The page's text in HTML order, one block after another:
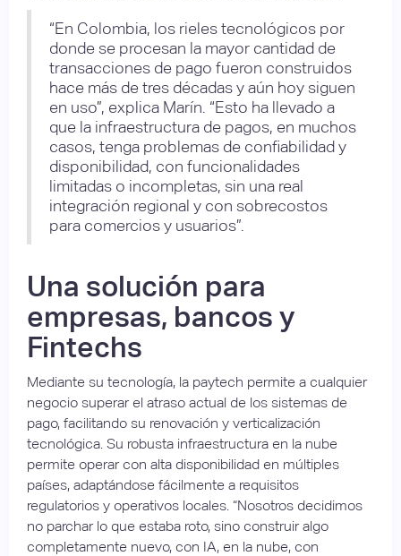
“En Colombia, los rieles tecnológicos por
donde se procesan la mayor cantidad de
transacciones de pago fueron construidos
hace más de tres décadas y aún hoy siguen
en uso”, explica Marín. “Esto ha llevado a
que la infraestructura de pagos, en muchos
casos, tenga problemas de confiabilidad y
disponibilidad, con funcionalidades
limitadas o incompletas, sin una real
integración regional y con sobrecostos
para comercios y usuarios”.
Una solución para
empresas, bancos y
Fintechs
Mediante su tecnología, la paytech permite a cualquier
negocio superar el atraso actual de los sistemas de
pago, facilitando su renovación y verticalización
tecnológica. Su robusta infraestructura en la nube
permite operar con alta disponibilidad en múltiples
países, adaptándose fácilmente a requisitos
regulatorios y operativos locales. “Nosotros decidimos
no parchar lo que estaba roto, sino construir algo
completamente nuevo, con IA, en la nube, con